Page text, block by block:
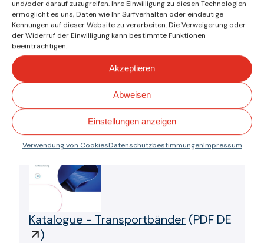
und/oder darauf zuzugreifen. Ihre Einwilligung zu diesen Technologien
ermöglicht es uns, Daten wie Ihr Surfverhalten oder eindeutige
Kennungen auf dieser Website zu verarbeiten. Die Verweigerung oder
der Widerruf der Einwilligung kann bestimmte Funktionen
beeinträchtigen.
Akzeptieren
Abweisen
Einstellungen anzeigen
Verwendung von CookiesDatenschutzbestimmungenImpressum
zum Schweißen mit
Hochfrequenzmaschinen.
Mit breitem Sockel
zum manuellen
Schweißen.
Downloads
Katalogue - Transportbänder (PDF DE
)